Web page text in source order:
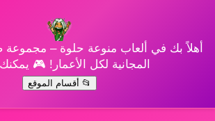
أهلاً بك في ألعاب منوعة حلوة –
المجانية لكل الأعمار! 🎮
📂 أقسام الموقع